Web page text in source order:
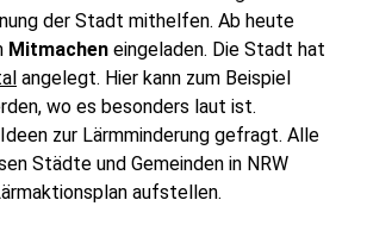
der Stadt mithelfen. Ab heute
Mitmachen eingeladen. Die Stadt hat
angelegt. Hier kann zum Beispiel
wo es besonders laut ist.
zur Lärmminderung gefragt. Alle
Städte und Gemeinden in NRW
aufstellen.